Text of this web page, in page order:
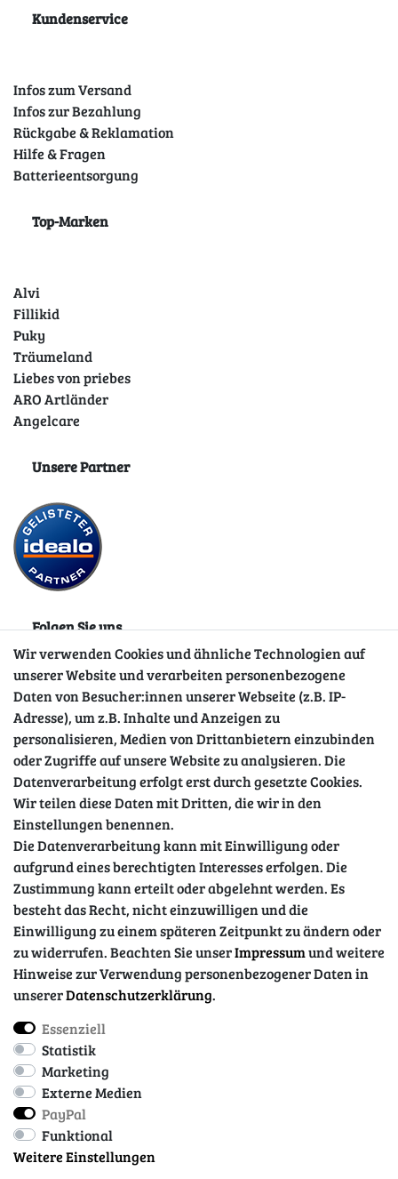
Kundenservice
Infos zum Versand
Infos zur Bezahlung
Rückgabe & Reklamation
Hilfe & Fragen
Batterieentsorgung
Top-Marken
Alvi
Fillikid
Puky
Träumeland
Liebes von priebes
ARO Artländer
Angelcare
Unsere Partner
Folgen Sie uns
Sicher einkaufen
Impressum
Barrierefreiheitserklärung
Vertrag widerrufen
Wir verwenden Cookies und ähnliche Technologien auf
unserer Website und verarbeiten personenbezogene
Daten von Besucher:innen unserer Webseite (z.B. IP-
Adresse), um z.B. Inhalte und Anzeigen zu
personalisieren, Medien von Drittanbietern einzubinden
oder Zugriffe auf unsere Website zu analysieren. Die
Datenverarbeitung erfolgt erst durch gesetzte Cookies.
Wir teilen diese Daten mit Dritten, die wir in den
Einstellungen benennen.
Die Datenverarbeitung kann mit Einwilligung oder
aufgrund eines berechtigten Interesses erfolgen. Die
Zustimmung kann erteilt oder abgelehnt werden. Es
besteht das Recht, nicht einzuwilligen und die
Einwilligung zu einem späteren Zeitpunkt zu ändern oder
zu widerrufen. Beachten Sie unserImpressumund weitere
Hinweise zur Verwendung personenbezogener Daten in
unsererDaten­schutz­erklärung.
Essenziell
Statistik
Marketing
Externe Medien
PayPal
Funktional
Weitere Einstellungen